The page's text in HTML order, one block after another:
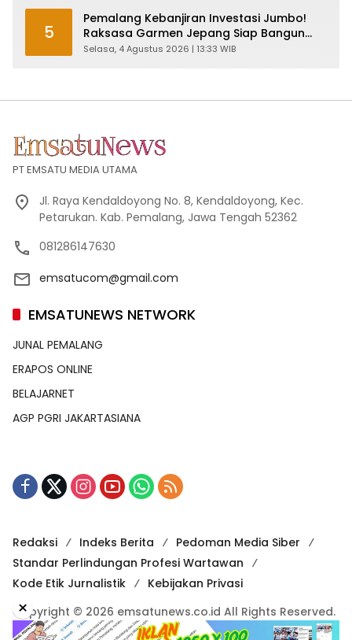
5
Pemalang Kebanjiran Investasi Jumbo!
Raksasa Garmen Jepang Siap Bangun
Pabrik dan Serap Ribuan Tenaga Kerja
Selasa, 4 Agustus 2026 | 13:33 WIB
PT EMSATU MEDIA UTAMA
Jl. Raya Kendaldoyong No. 8, Kendaldoyong, Kec.
Petarukan. Kab. Pemalang, Jawa Tengah 52362
081286147630
emsatucom@gmail.com
EMSATUNEWS NETWORK
JUNAL PEMALANG
ERAPOS ONLINE
BELAJARNET
AGP PGRI JAKARTASIANA
Redaksi Indeks Berita
Pedoman Media Siber
Standar Perlindungan Profesi Wartawan
Kode Etik Jurnalistik
Kebijakan Privasi
Copyright © 2026 emsatunews.co.id All Rights Reserved.
×